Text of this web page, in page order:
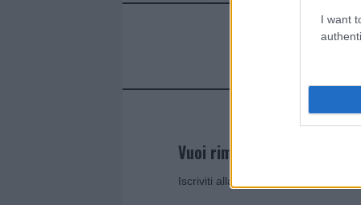
I want
Vuoi rimanere sempre
Iscriviti alla newsletter di Gallura